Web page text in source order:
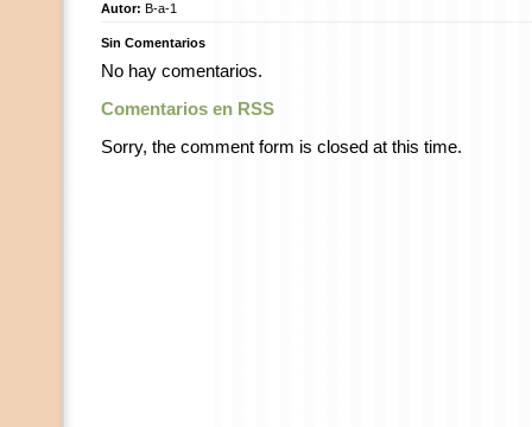
Autor: B-a-1
Sin Comentarios
No hay comentarios.
Comentarios en RSS
Sorry, the comment form is closed at this time.